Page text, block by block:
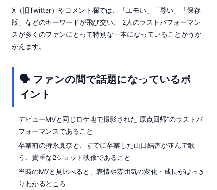
X（旧Twitter）やコメント欄では、「エモい」「尊い」「保存
版」などのキーワードが飛び交い、 2人のラストパフォーマン
スが多くのファンにとって特別な一本になっていることがうか
がえます。
🗣 ファンの間で話題になっているポ
イント
デビューMVと同じロケ地で撮影された“原点回帰”のラストパ
フォーマンスであること
卒業前の持永真奈と、すでに卒業した山口結杏が並んで歌
う、貴重な2ショット映像であること
当時のMVと見比べると、表情や雰囲気の変化・成長がはっき
りわかるところ